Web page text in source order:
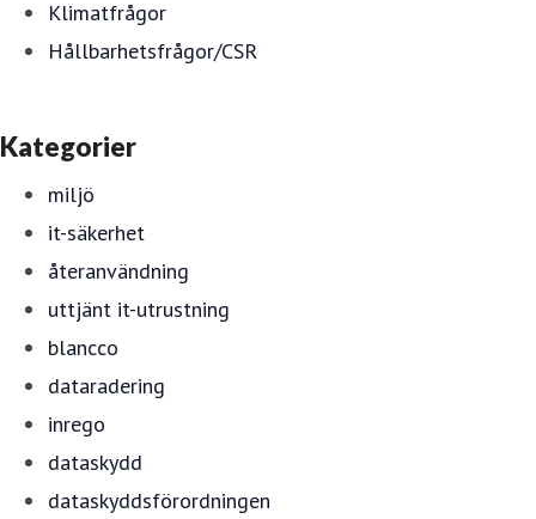
Klimatfrågor
Hållbarhetsfrågor/CSR
Kategorier
miljö
it-säkerhet
återanvändning
uttjänt it-utrustning
blancco
dataradering
inrego
dataskydd
dataskyddsförordningen